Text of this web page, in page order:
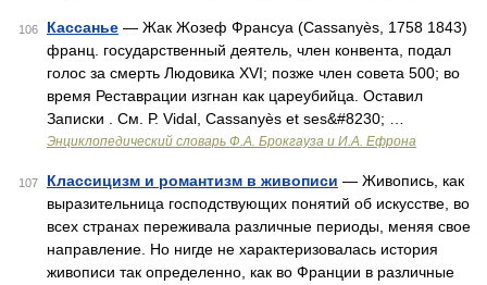
106 Кассанье — Жак Жозеф Франсуа (Cassanyès, 1758 1843)
франц. государственный деятель, член конвента, подал
голос за смерть Людовика XVI; позже член совета 500; во
время Реставрации изгнан как цареубийца. Оставил
Записки . См. Р. Vidal, Cassanyès et ses&#8230; …
Энциклопедический словарь Ф.А. Брокгауза и И.А. Ефрона
107 Классицизм и романтизм в живописи — Живопись, как
выразительница господствующих понятий об искусстве, во
всех странах переживала различные периоды, меняя свое
направление. Но нигде не характеризовалась история
живописи так определенно, как во Франции в различные